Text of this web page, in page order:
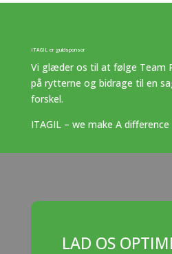
ITAGIL er guldsponsor
Vi glæder os til at følge Team
på rytterne og bidrage til en
forskel.
ITAGIL – we make A difference
LAD OS